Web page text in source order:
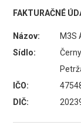
FAKTURAČNÉ
Názov:
M3S
Sídlo:
IČO:
DIČ: